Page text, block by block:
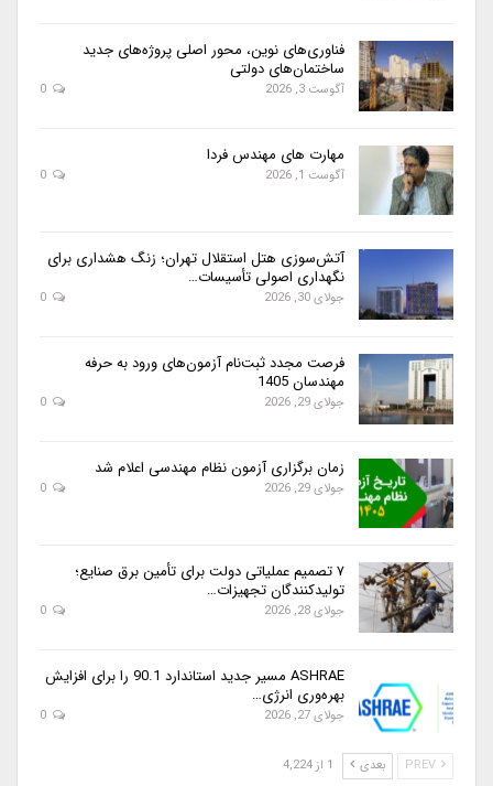
فناوری‌های نوین، محور اصلی پروژه‌های جدید
ساختمان‌های دولتی
آگوست 3, 2026
مهارت های مهندس فردا
آگوست 1, 2026
آتش‌سوزی هتل استقلال تهران؛ زنگ هشداری برای
نگهداری اصولی تأسیسات…
جولای 30, 2026
فرصت مجدد ثبت‌نام آزمون‌های ورود به حرفه
مهندسان 1405
جولای 29, 2026
زمان برگزاری آزمون نظام مهندسی اعلام شد
جولای 29, 2026
۷ تصمیم عملیاتی دولت برای تأمین برق صنایع؛
تولیدکنندگان تجهیزات…
جولای 28, 2026
ASHRAE مسیر جدید استاندارد 90.1 را برای افزایش
بهره‌وری انرژی…
جولای 27, 2026
بعدی 1 از 4,224